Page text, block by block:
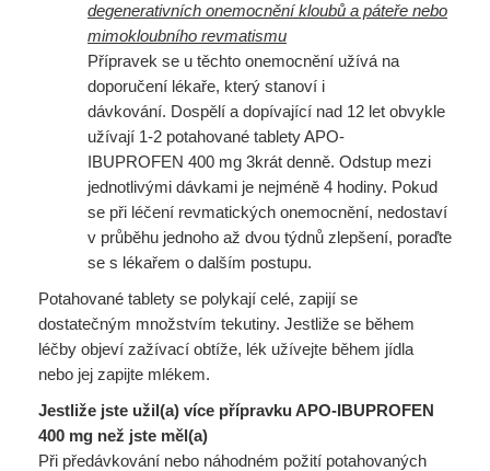
degenerativních onemocnění kloubů a páteře nebo
mimokloubního revmatismu
Přípravek se u těchto onemocnění užívá na
doporučení lékaře, který stanoví i
dávkování. Dospělí a dopívající nad 12 let obvykle
užívají 1-2 potahované tablety APO-
IBUPROFEN 400 mg 3krát denně. Odstup mezi
jednotlivými dávkami je nejméně 4 hodiny. Pokud
se při léčení revmatických onemocnění, nedostaví
v průběhu jednoho až dvou týdnů zlepšení, poraďte
se s lékařem o dalším postupu.
Potahované tablety se polykají celé, zapijí se
dostatečným množstvím tekutiny. Jestliže se během
léčby objeví zažívací obtíže, lék užívejte během jídla
nebo jej zapijte mlékem.
Jestliže jste užil(a) více přípravku APO-IBUPROFEN
400 mg než jste měl(a)
Při předávkování nebo náhodném požití potahovaných